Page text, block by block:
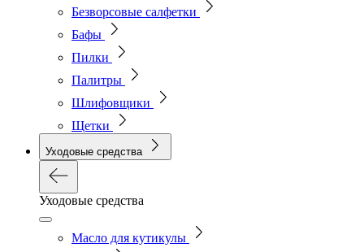
Безворсовые салфетки
Бафы
Пилки
Палитры
Шлифовщики
Щетки
Уходовые средства
Уходовые средства
Масло для кутикулы